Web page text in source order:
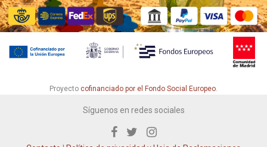
Proyecto cofinanciado por el Fondo Social Europeo
Síguenos en redes sociales